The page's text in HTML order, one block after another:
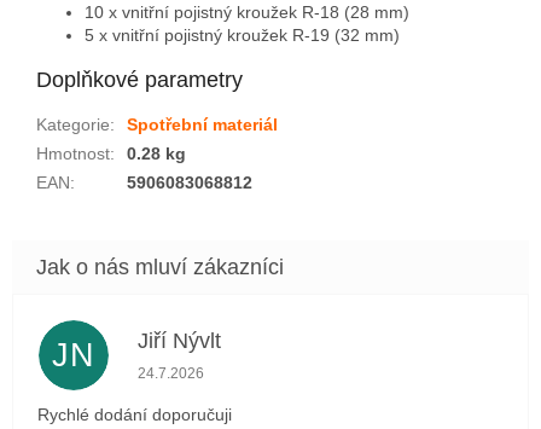
10 x vnitřní pojistný kroužek R-18 (28 mm)
5 x vnitřní pojistný kroužek R-19 (32 mm)
Doplňkové parametry
Kategorie:
Spotřební materiál
Hmotnost:
0.28 kg
EAN: 5906083068812
JN Jiří Nývlt
Hodnocení obchodu je 5 z 5 hvězdiček.
24.7.2026
Rychlé dodání doporučuji